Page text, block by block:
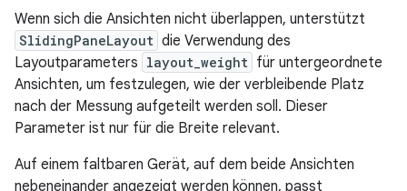
Wenn sich die Ansichten nicht überlappen, unterstützt
SlidingPaneLayout die Verwendung des
Layoutparameters layout_weight für untergeordnete
Ansichten, um festzulegen, wie der verbleibende Platz
nach der Messung aufgeteilt werden soll. Dieser
Parameter ist nur für die Breite relevant.
Auf einem faltbaren Gerät, auf dem beide Ansichten
nebeneinander angezeigt werden können, passt